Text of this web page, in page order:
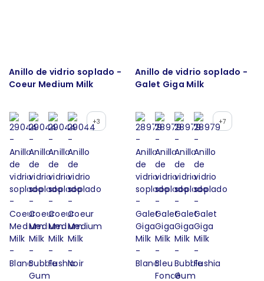
Anillo de vidrio soplado -
Coeur Medium Milk
+3
Anillo de vidrio soplado -
Galet Giga Milk
+7